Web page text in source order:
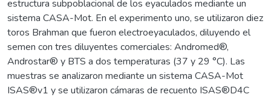
estructura subpoblacional de los eyaculados mediante un
sistema CASA-Mot. En el experimento uno, se utilizaron diez
toros Brahman que fueron electroeyaculados, diluyendo el
semen con tres diluyentes comerciales: Andromed®,
Androstar® y BTS a dos temperaturas (37 y 29 °C). Las
muestras se analizaron mediante un sistema CASA-Mot
ISAS®v1 y se utilizaron cámaras de recuento ISAS®D4C